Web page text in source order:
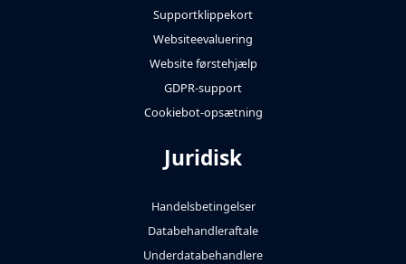
Supportklippekort
Websiteevaluering
Website førstehjælp
GDPR-support
Cookiebot-opsætning
Juridisk
Handelsbetingelser
Databehandleraftale
Underdatabehandlere